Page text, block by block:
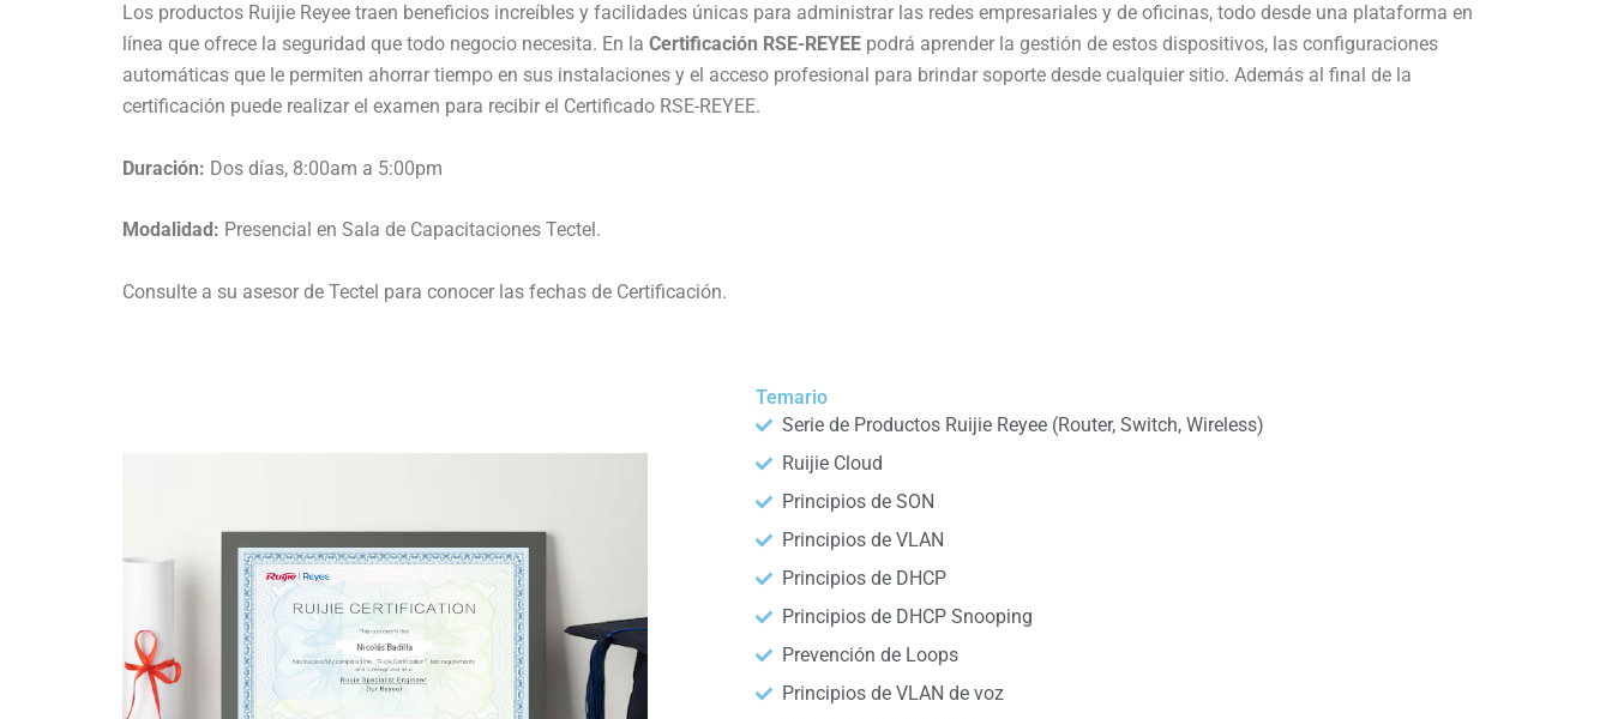
Los productos Ruijie Reyee traen beneficios increíbles y facilidades únicas para administrar las redes empresariales y de oficinas, todo desde una plataforma en
línea que ofrece la seguridad que todo negocio necesita. En la Certificación RSE-REYEE podrá aprender la gestión de estos dispositivos, las configuraciones
automáticas que le permiten ahorrar tiempo en sus instalaciones y el acceso profesional para brindar soporte desde cualquier sitio. Además al final de la
certificación puede realizar el examen para recibir el Certificado RSE-REYEE.
Duración: Dos días, 8:00am a 5:00pm
Modalidad: Presencial en Sala de Capacitaciones Tectel.
Consulte a su asesor de Tectel para conocer las fechas de Certificación.
Temario
Serie de Productos Ruijie Reyee (Router, Switch, Wireless)
Ruijie Cloud
Principios de SON
Principios de VLAN
Principios de DHCP
Principios de DHCP Snooping
Prevención de Loops
Principios de VLAN de voz